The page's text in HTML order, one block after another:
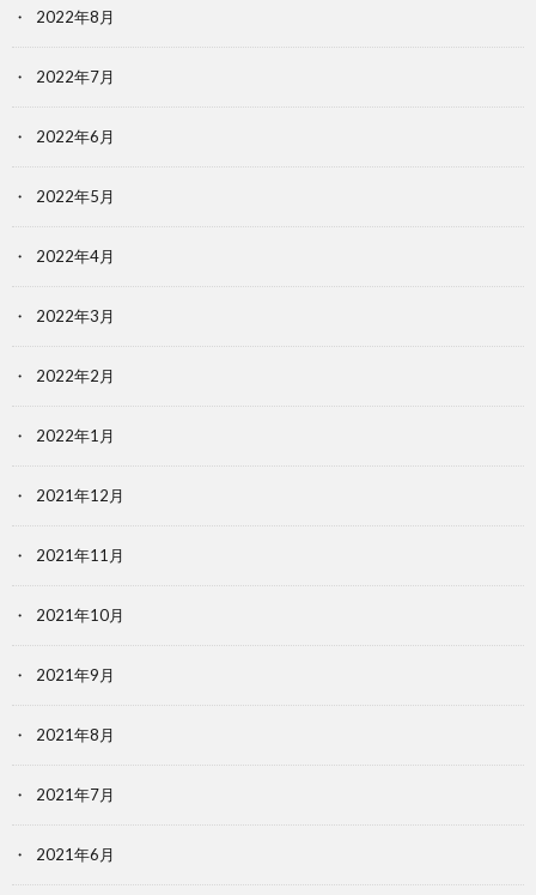
2022年8月
2022年7月
2022年6月
2022年5月
2022年4月
2022年3月
2022年2月
2022年1月
2021年12月
2021年11月
2021年10月
2021年9月
2021年8月
2021年7月
2021年6月